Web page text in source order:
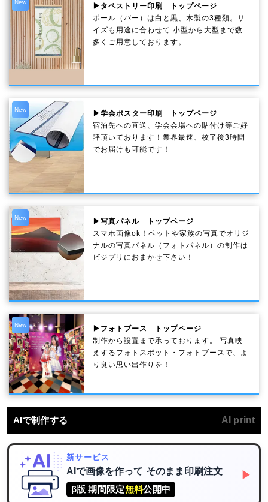
New
▶タペストリー印刷 トップページ
ポール（バー）は白と黒、木製の3種類。サ
イズも用途に合わせて 小型から大型まで数
多くご用意しております。
New
▶学会ポスター印刷 トップページ
宿泊先への直送、学会会場への貼付け等ご好
評頂いております！業界最速、校了後3時間
でお届けも可能です！
New
▶写真パネル トップページ
スマホ画像ok！ペットや家族の写真でオリジ
ナルの写真パネル（フォトパネル）の制作は
ビジプリにおまかせ下さい！
New
▶フォトブース トップページ
制作から設置まで承っております。 写真映
えするフォトスポット・フォトブースで、よ
り良い思い出作りを！
AIで制作する AI print
新サービス
AIで画像を作って そのまま印刷注文
β版 期間限定無料公開中
▶